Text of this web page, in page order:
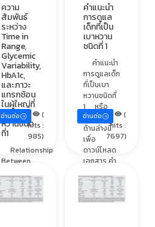
ความ
สัมพันธ์
ระหว่าง
Time in
Range,
Glycemic
Variability,
HbA1c,
และภาวะ
แทรกซ้อน
ในผู้ใหญ่ที่
เป็นเบา
หวานชนิด
ที่1
Relationship
Between
Range,
Glycemic
Variability,
อ่านต่อ
(
hits :
985)
คำแนะนำ
การดูแล
เด็กที่เป็น
เบาหวาน
ชนิดที่ 1
คำแนะนำ
การดูแลเด็ก
ที่เป็นเบา
หวานชนิดที่
1 หรือ
คลิก URL
ด้านล่างนี้
เพื่อ
ดาวน์โหลด
เอกสาร คำ
ดูแลเด็กที่
เ...
อ่านต่อ
(
hits :
7697)